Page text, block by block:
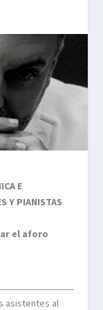
E
Y PIANISTAS
el aforo
asistentes al